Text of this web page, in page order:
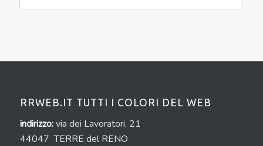
RRWEB.IT TUTTI I COLORI DEL WEB
indirizzo:via dei Lavoratori, 21
44047 TERRE del RENO